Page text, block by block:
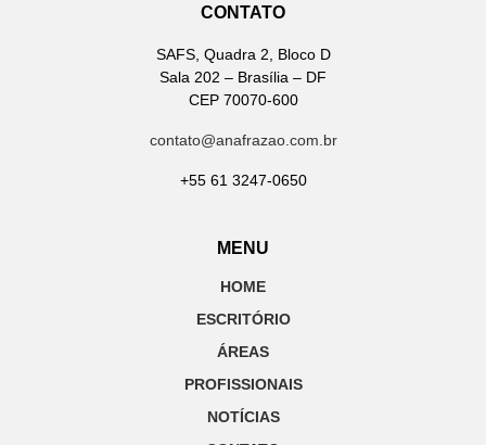
CONTATO
SAFS, Quadra 2, Bloco D
Sala 202 – Brasília – DF
CEP 70070-600
contato@anafrazao.com.br
+55 61 3247-0650
MENU
HOME
ESCRITÓRIO
ÁREAS
PROFISSIONAIS
NOTÍCIAS